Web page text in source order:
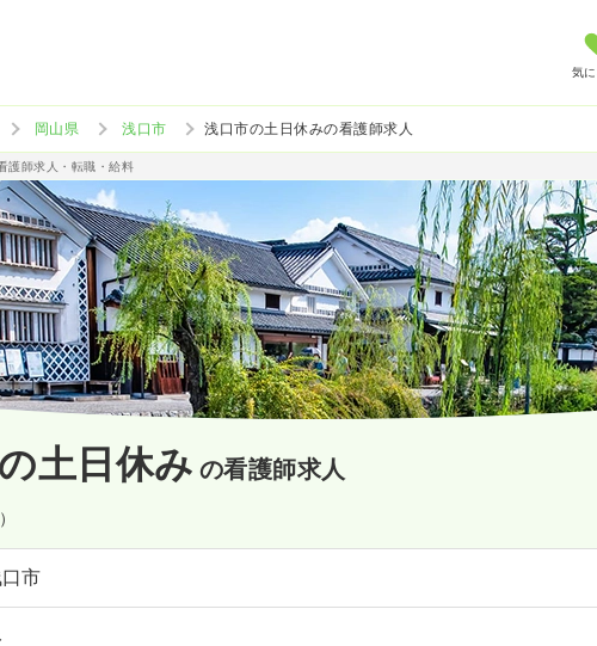
気
岡山県 浅口市 浅口市の土日休みの看護師求人
護師求人・転職・給料
土日休み の看護師求人
市